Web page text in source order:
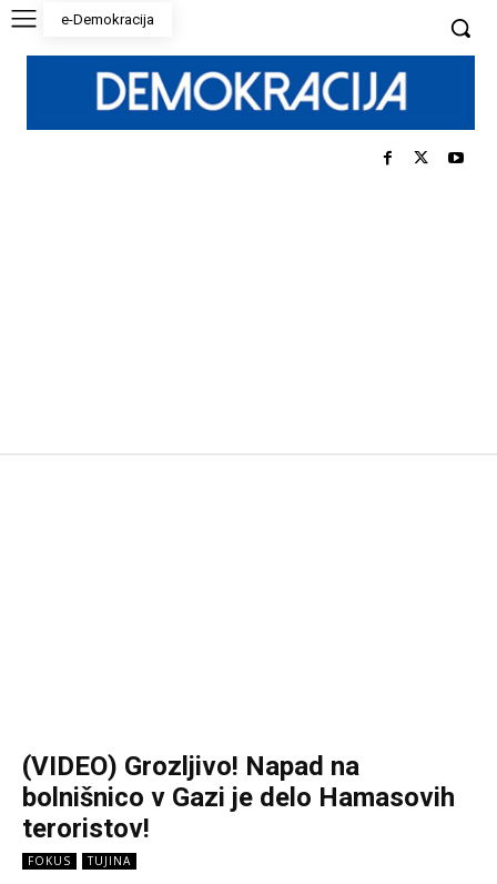
e-Demokracija
(VIDEO) Grozljivo! Napad na
bolnišnico v Gazi je delo Hamasovih
teroristov!
FOKUS TUJINA